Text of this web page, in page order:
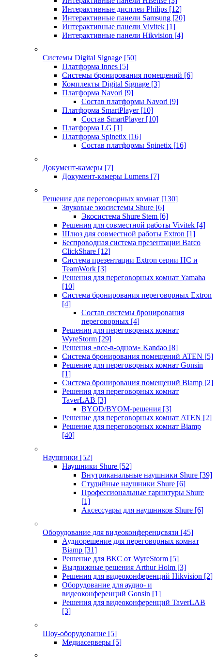
Интерактивные дисплеи Philips [12]
Интерактивные панели Samsung [20]
Интерактивные панели Vivitek [1]
Интерактивные панели Hikvision [4]
Системы Digital Signage [50]
Платформа Innes [5]
Системы бронирования помещений [6]
Комплекты Digital Signage [3]
Платформа Navori [9]
Состав платформы Navori [9]
Платформа SmartPlayer [10]
Состав SmartPlayer [10]
Платформа LG [1]
Платформа Spinetix [16]
Состав платформы Spinetix [16]
Документ-камеры [7]
Документ-камеры Lumens [7]
Решения для переговорных комнат [130]
Звуковые экосистемы Shure [6]
Экосистема Shure Stem [6]
Решения для совместной работы Vivitek [4]
Шлюз для совместной работы Extron [1]
Беспроводная система презентации Barco
ClickShare [12]
Система презентации Extron серии HC и
TeamWork [3]
Решения для переговорных комнат Yamaha
[10]
Система бронирования переговорных Extron
[4]
Состав системы бронирования
переговорных [4]
Решения для переговорных комнат
WyreStorm [29]
Решения «все-в-одном» Kandao [8]
Система бронирования помещений ATEN [5]
Решение для переговорных комнат Gonsin
[1]
Система бронирования помещений Biamp [2]
Решения для переговорных комнат
TaverLAB [3]
BYOD/BYOM-решения [3]
Решение для переговорных комнат ATEN [2]
Решение для переговорных комнат Biamp
[40]
Наушники [52]
Наушники Shure [52]
Внутриканальные наушники Shure [39]
Студийные наушники Shure [6]
Профессиональные гарнитуры Shure
[1]
Аксессуары для наушников Shure [6]
Оборудование для видеоконференцсвязи [45]
Аудиорешение для переговорных комнат
Biamp [31]
Решение для ВКС от WyreStorm [5]
Выдвижные решения Arthur Holm [3]
Решения для видеоконференций Hikvision [2]
Оборудование для аудио- и
видеоконференций Gonsin [1]
Решения для видеоконференций TaverLAB
[3]
Шоу-оборудование [5]
Медиасерверы [5]